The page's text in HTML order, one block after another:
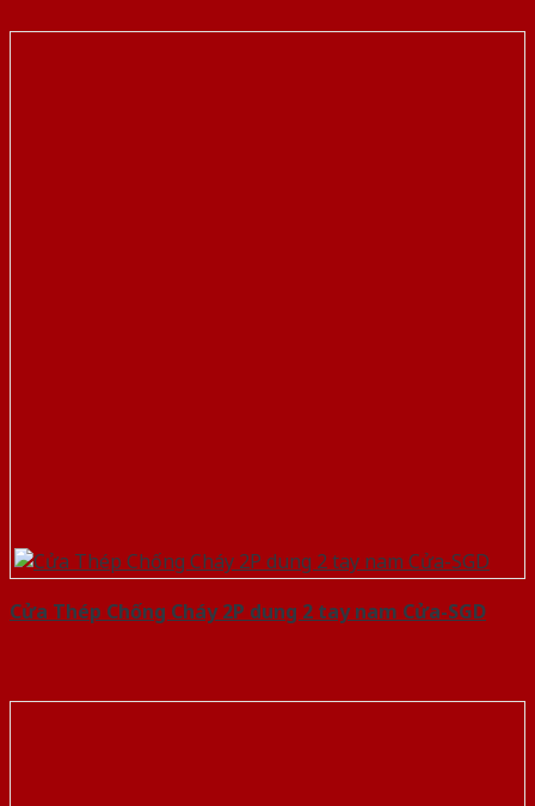
Cửa Thép Chống Cháy 2P dung 2 tay nam Cửa-SGD